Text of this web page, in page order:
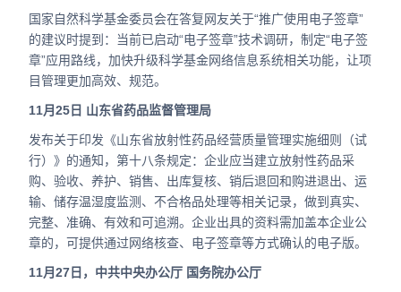
国家自然科学基金委员会在答复网友关于“推广使用电子签章”
的建议时提到：当前已启动“电子签章”技术调研，制定“电子签
章”应用路线，加快升级科学基金网络信息系统相关功能，让项
目管理更加高效、规范。
11月25日 山东省药品监督管理局
发布关于印发《山东省放射性药品经营质量管理实施细则（试
行）》的通知，第十八条规定：企业应当建立放射性药品采
购、验收、养护、销售、出库复核、销后退回和购进退出、运
输、储存温湿度监测、不合格品处理等相关记录，做到真实、
完整、准确、有效和可追溯。企业出具的资料需加盖本企业公
章的，可提供通过网络核查、电子签章等方式确认的电子版。
11月27日，中共中央办公厅 国务院办公厅